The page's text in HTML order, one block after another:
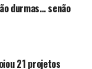
durmas… senão
21 projetos